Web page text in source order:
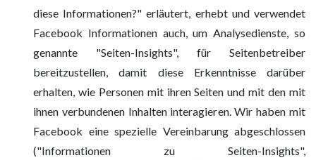
diese Informationen?" erläutert, erhebt und verwendet
Facebook Informationen auch, um Analysedienste, so
genannte "Seiten-Insights", für Seitenbetreiber
bereitzustellen, damit diese Erkenntnisse darüber
erhalten, wie Personen mit ihren Seiten und mit den mit
ihnen verbundenen Inhalten interagieren. Wir haben mit
Facebook eine spezielle Vereinbarung abgeschlossen
("Informationen zu Seiten-Insights",